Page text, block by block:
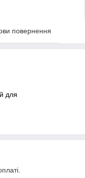
повернення
для